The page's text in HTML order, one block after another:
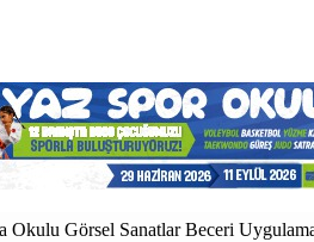
Görsel Sanatlar Beceri